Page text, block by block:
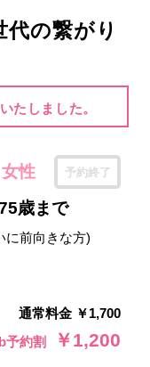
の繋がり
たしました。
女性 予約終了
歳まで
に前向きな方)
通常料金 ￥1,700
予約割
￥1,200